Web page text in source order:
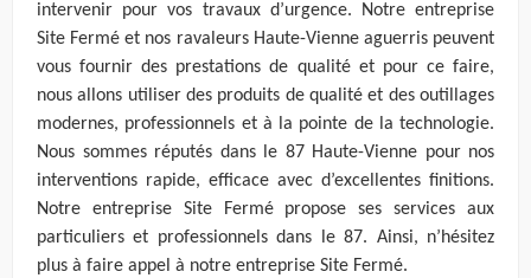
intervenir pour vos travaux d’urgence. Notre entreprise
Site Fermé et nos ravaleurs Haute-Vienne aguerris peuvent
vous fournir des prestations de qualité et pour ce faire,
nous allons utiliser des produits de qualité et des outillages
modernes, professionnels et à la pointe de la technologie.
Nous sommes réputés dans le 87 Haute-Vienne pour nos
interventions rapide, efficace avec d’excellentes finitions.
Notre entreprise Site Fermé propose ses services aux
particuliers et professionnels dans le 87. Ainsi, n’hésitez
plus à faire appel à notre entreprise Site Fermé.